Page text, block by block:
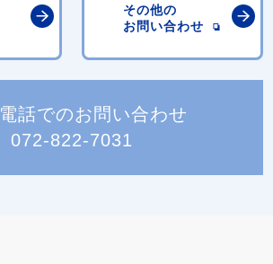
その他の
お問い合わせ
電話でのお問い合わせ
072-822-7031